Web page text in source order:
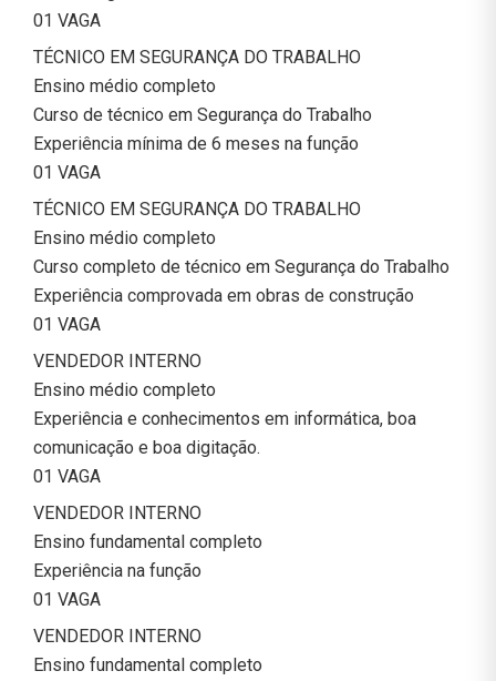
01 VAGA
TÉCNICO EM SEGURANÇA DO TRABALHO
Ensino médio completo
Curso de técnico em Segurança do Trabalho
Experiência mínima de 6 meses na função
01 VAGA
TÉCNICO EM SEGURANÇA DO TRABALHO
Ensino médio completo
Curso completo de técnico em Segurança do Trabalho
Experiência comprovada em obras de construção
01 VAGA
VENDEDOR INTERNO
Ensino médio completo
Experiência e conhecimentos em informática, boa
comunicação e boa digitação.
01 VAGA
VENDEDOR INTERNO
Ensino fundamental completo
Experiência na função
01 VAGA
VENDEDOR INTERNO
Ensino fundamental completo